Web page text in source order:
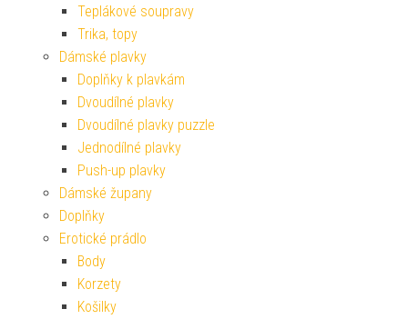
Teplákové soupravy
Trika, topy
Dámské plavky
Doplňky k plavkám
Dvoudílné plavky
Dvoudílné plavky puzzle
Jednodílné plavky
Push-up plavky
Dámské župany
Doplňky
Erotické prádlo
Body
Korzety
Košilky